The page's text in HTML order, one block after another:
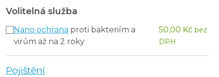
Volitelná služba
Nano ochrana proti bakteriím a
virům až na 2 roky
50,00 Kč bez
DPH
Pojištění